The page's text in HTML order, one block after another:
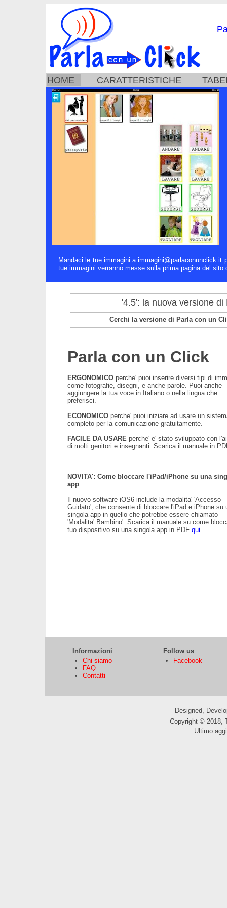
HOME CARATTERISTICHE
Mandaci le tue immagini a
tue immagini verranno messe sulla prima pagina del
'4.5': la nuova versione
Cerchi la versione di Parla con un
Parla con un Click
ERGONOMICO perche' puoi inserire diversi tipi di
come fotografie, disegni, e anche parole. Puoi anche
aggiungere la tua voce in Italiano o nella lingua che
preferisci.
ECONOMICO perche' puoi iniziare ad usare un
completo per la comunicazione gratuitamente.
FACILE DA USARE perche' e' stato sviluppato con
di molti genitori e insegnanti. Scarica il manuale in
NOVITA': Come bloccare l'iPad/iPhone su una
app
Il nuovo software iOS6 include la modalita' 'Accesso
Guidato', che consente di bloccare l'iPad e iPhone su
singola app in quello che potrebbe essere chiamato
'Modalita' Bambino'. Scarica il manuale su come
tuo dispositivo su una singola app in PDF qui
Informazioni
Chi siamo
FAQ
Contatti
Follow us
Facebook
Designed,
Copyright © 2018,
Ultimo